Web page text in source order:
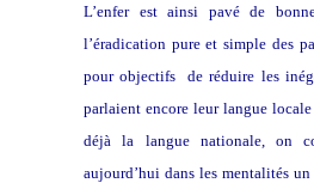
L’enfer est ainsi pavé de
l’éradication pure et simple des
pour objectifs de réduire les
parlaient encore leur langue
déjà la langue nationale, on
aujourd’hui dans les mentalités